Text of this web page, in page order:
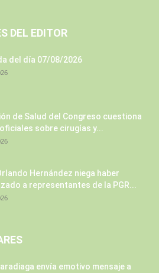
DEL EDITOR
del día 07/08/2026
de Salud del Congreso cuestiona
sobre cirugías y...
Hernández niega haber
a representantes de la PGR...
envía emotivo mensaje a